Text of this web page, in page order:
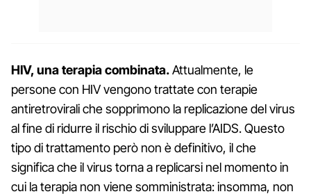
HIV, una terapia combinata.Attualmente, le
persone con HIV vengono trattate con terapie
antiretrovirali che sopprimono la replicazione del virus
al fine di ridurre il rischio di sviluppare l’AIDS. Questo
tipo di trattamento però non è definitivo, il che
significa che il virus torna a replicarsi nel momento in
cui la terapia non viene somministrata: insomma, non